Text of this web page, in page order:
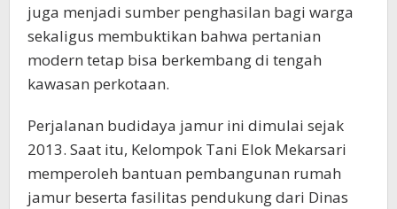
juga menjadi sumber penghasilan bagi warga
sekaligus membuktikan bahwa pertanian
modern tetap bisa berkembang di tengah
kawasan perkotaan.
Perjalanan budidaya jamur ini dimulai sejak
2013. Saat itu, Kelompok Tani Elok Mekarsari
memperoleh bantuan pembangunan rumah
jamur beserta fasilitas pendukung dari Dinas